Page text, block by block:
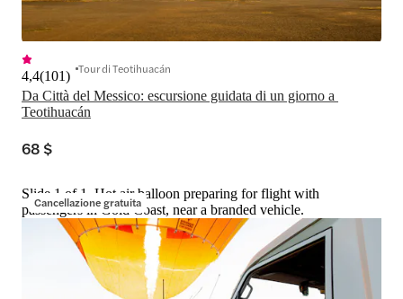
Da Città del Messico: escursione guidata di un giorno a
Teotihuacán
4,4(101) Tour di Teotihuacán
68 $
Cancellazione gratuita
Slide 1 of 1, Hot air balloon preparing for flight with
passengers in Gold Coast, near a branded vehicle.